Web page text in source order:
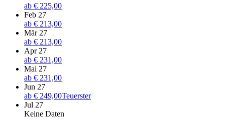
ab € 225,00
Feb 27
ab € 213,00
Mär 27
ab € 213,00
Apr 27
ab € 231,00
Mai 27
ab € 231,00
Jun 27
ab € 249,00Teuerster
Jul 27
Keine Daten